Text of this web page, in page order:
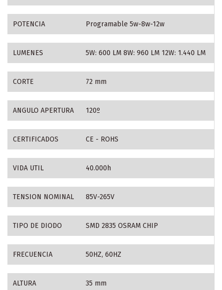
POTENCIA Programable 5w-8w-12w
LUMENES 5W: 600 LM 8W: 960 LM 12W: 1.440 LM
CORTE 72 mm
ANGULO APERTURA 120º
CERTIFICADOS CE - ROHS
VIDA UTIL 40.000h
TENSION NOMINAL 85V-265V
TIPO DE DIODO SMD 2835 OSRAM CHIP
FRECUENCIA 50HZ, 60HZ
ALTURA 35 mm